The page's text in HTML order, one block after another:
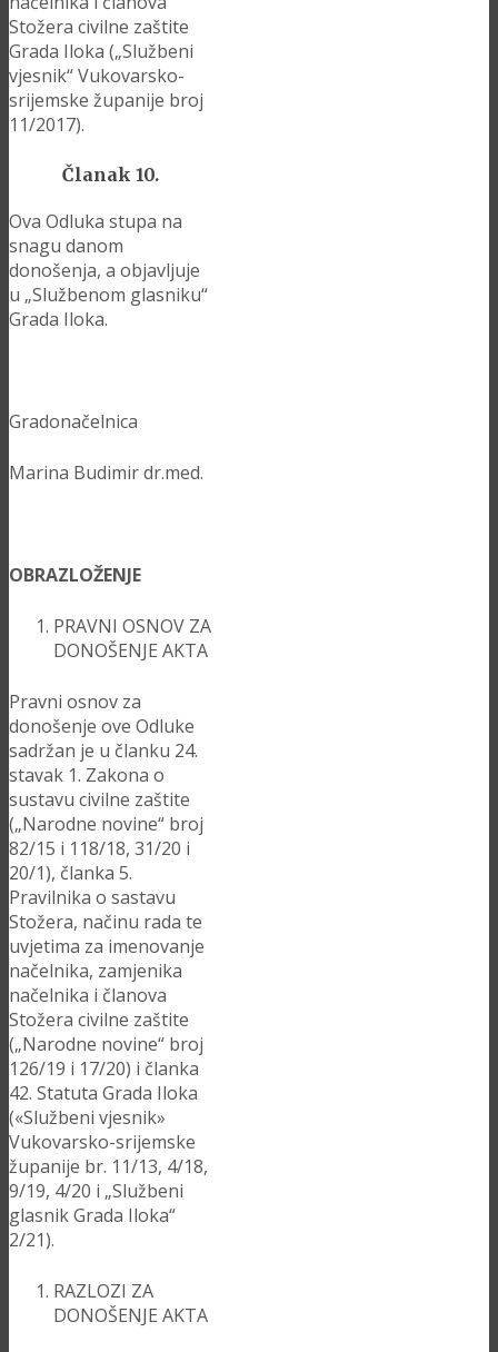
Stožera civilne zaštite
Grada Iloka („Službeni
vjesnik“ Vukovarsko-
srijemske županije broj
11/2017).
Članak 10.
Ova Odluka stupa na
snagu danom
donošenja, a objavljuje
u „Službenom glasniku“
Grada Iloka.
Gradonačelnica
Marina Budimir dr.med.
OBRAZLOŽENJE
PRAVNI OSNOV ZA
DONOŠENJE AKTA
Pravni osnov za
donošenje ove Odluke
sadržan je u članku 24.
stavak 1. Zakona o
sustavu civilne zaštite
(„Narodne novine“ broj
82/15 i 118/18, 31/20 i
20/1), članka 5.
Pravilnika o sastavu
Stožera, načinu rada te
uvjetima za imenovanje
načelnika, zamjenika
načelnika i članova
Stožera civilne zaštite
(„Narodne novine“ broj
126/19 i 17/20) i članka
42. Statuta Grada Iloka
(«Službeni vjesnik»
Vukovarsko-srijemske
županije br. 11/13, 4/18,
9/19, 4/20 i „Službeni
glasnik Grada Iloka“
2/21).
RAZLOZI ZA
DONOŠENJE AKTA